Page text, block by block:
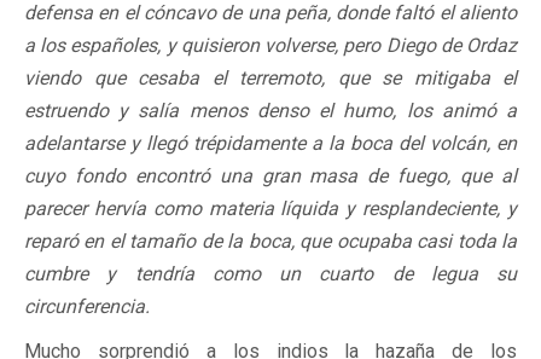
defensa en el cóncavo de una peña, donde faltó el aliento
a los españoles, y quisieron volverse, pero Diego de Ordaz
viendo que cesaba el terremoto, que se mitigaba el
estruendo y salía menos denso el humo, los animó a
adelantarse y llegó trépidamente a la boca del volcán, en
cuyo fondo encontró una gran masa de fuego, que al
parecer hervía como materia líquida y resplandeciente, y
reparó en el tamaño de la boca, que ocupaba casi toda la
cumbre y tendría como un cuarto de legua su
circunferencia.
Mucho sorprendió a los indios la hazaña de los